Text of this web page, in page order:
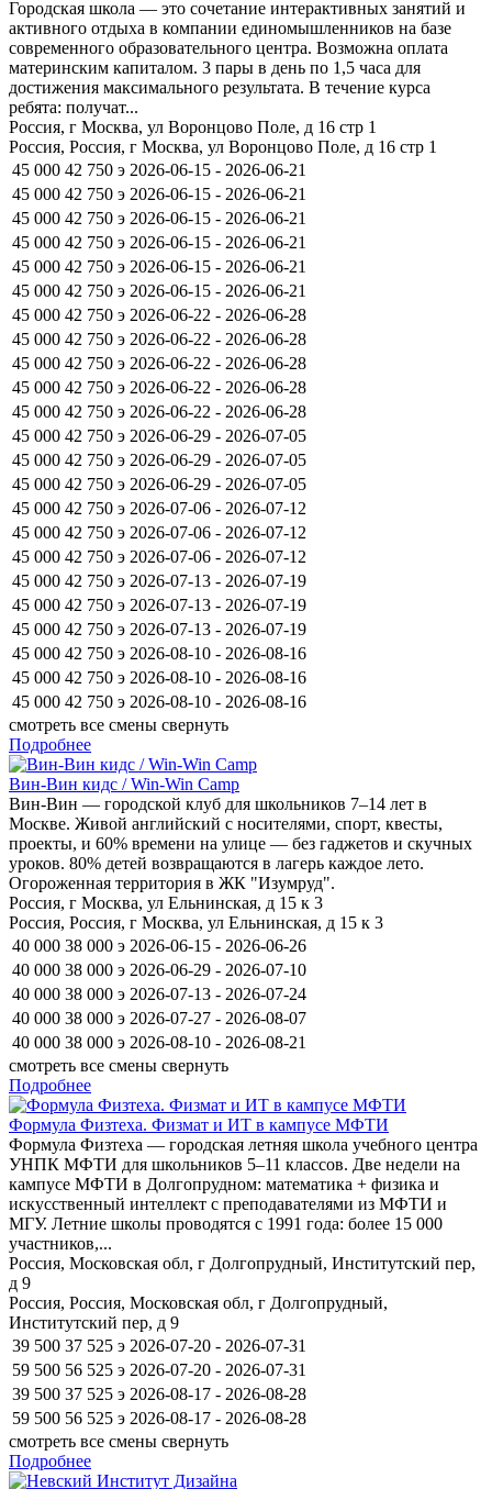
Городская школа — это сочетание интерактивных занятий и
активного отдыха в компании единомышленников на базе
современного образовательного центра. Возможна оплата
материнским капиталом. 3 пары в день по 1,5 часа для
достижения максимального результата. В течение курса
ребята: получат...
Россия, г Москва, ул Воронцово Поле, д 16 стр 1
Россия, Россия, г Москва, ул Воронцово Поле, д 16 стр 1
45 000 42 750 э 2026-06-15 - 2026-06-21
45 000 42 750 э 2026-06-15 - 2026-06-21
45 000 42 750 э 2026-06-15 - 2026-06-21
45 000 42 750 э 2026-06-15 - 2026-06-21
45 000 42 750 э 2026-06-15 - 2026-06-21
45 000 42 750 э 2026-06-15 - 2026-06-21
45 000 42 750 э 2026-06-22 - 2026-06-28
45 000 42 750 э 2026-06-22 - 2026-06-28
45 000 42 750 э 2026-06-22 - 2026-06-28
45 000 42 750 э 2026-06-22 - 2026-06-28
45 000 42 750 э 2026-06-22 - 2026-06-28
45 000 42 750 э 2026-06-29 - 2026-07-05
45 000 42 750 э 2026-06-29 - 2026-07-05
45 000 42 750 э 2026-06-29 - 2026-07-05
45 000 42 750 э 2026-07-06 - 2026-07-12
45 000 42 750 э 2026-07-06 - 2026-07-12
45 000 42 750 э 2026-07-06 - 2026-07-12
45 000 42 750 э 2026-07-13 - 2026-07-19
45 000 42 750 э 2026-07-13 - 2026-07-19
45 000 42 750 э 2026-07-13 - 2026-07-19
45 000 42 750 э 2026-08-10 - 2026-08-16
45 000 42 750 э 2026-08-10 - 2026-08-16
45 000 42 750 э 2026-08-10 - 2026-08-16
смотреть все смены свернуть
Подробнее
Вин-Вин кидс / Win-Win Camp
Вин-Вин — городской клуб для школьников 7–14 лет в
Москве. Живой английский с носителями, спорт, квесты,
проекты, и 60% времени на улице — без гаджетов и скучных
уроков. 80% детей возвращаются в лагерь каждое лето.
Огороженная территория в ЖК "Изумруд".
Россия, г Москва, ул Ельнинская, д 15 к 3
Россия, Россия, г Москва, ул Ельнинская, д 15 к 3
40 000 38 000 э 2026-06-15 - 2026-06-26
40 000 38 000 э 2026-06-29 - 2026-07-10
40 000 38 000 э 2026-07-13 - 2026-07-24
40 000 38 000 э 2026-07-27 - 2026-08-07
40 000 38 000 э 2026-08-10 - 2026-08-21
смотреть все смены свернуть
Подробнее
Формула Физтеха. Физмат и ИТ в кампусе МФТИ
Формула Физтеха — городская летняя школа учебного центра
УНПК МФТИ для школьников 5–11 классов. Две недели на
кампусе МФТИ в Долгопрудном: математика + физика и
искусственный интеллект с преподавателями из МФТИ и
МГУ. Летние школы проводятся с 1991 года: более 15 000
участников,...
Россия, Московская обл, г Долгопрудный, Институтский пер,
д 9
Россия, Россия, Московская обл, г Долгопрудный,
Институтский пер, д 9
39 500 37 525 э 2026-07-20 - 2026-07-31
59 500 56 525 э 2026-07-20 - 2026-07-31
39 500 37 525 э 2026-08-17 - 2026-08-28
59 500 56 525 э 2026-08-17 - 2026-08-28
смотреть все смены свернуть
Подробнее